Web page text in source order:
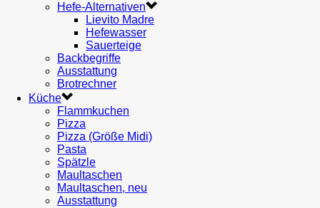
Hefe-Alternativen
Lievito Madre
Hefewasser
Sauerteige
Backbegriffe
Ausstattung
Brotrechner
Küche
Flammkuchen
Pizza
Pizza (Größe Midi)
Pasta
Spätzle
Maultaschen
Maultaschen, neu
Ausstattung